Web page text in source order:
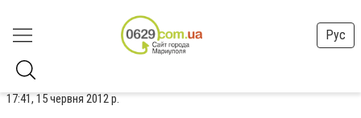
Рус
17:41, 15 червня 2012 р.